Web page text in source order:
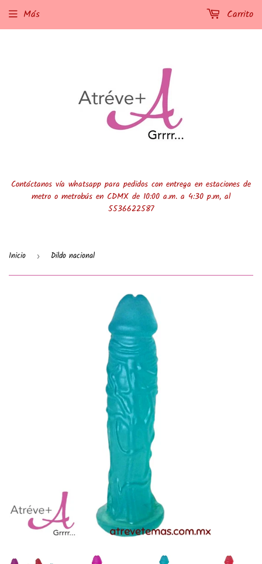
Contáctanos vía whatsapp para pedidos con entrega en estaciones de
metro o metrobús en CDMX de 10:00 a.m. a 4:30 p.m, al
5536622587
Más Carrito
Inicio › Dildo nacional